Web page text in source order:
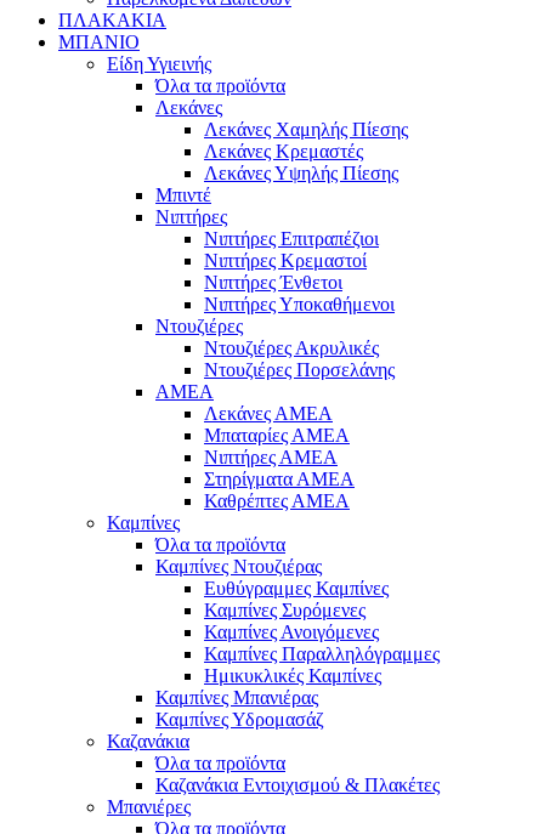
ΠΛΑΚΑΚΙΑ
ΜΠΑΝΙΟ
Είδη Υγιεινής
Όλα τα προϊόντα
Λεκάνες
Λεκάνες Χαμηλής Πίεσης
Λεκάνες Κρεμαστές
Λεκάνες Υψηλής Πίεσης
Μπιντέ
Νιπτήρες
Νιπτήρες Επιτραπέζιοι
Νιπτήρες Κρεμαστοί
Νιπτήρες Ένθετοι
Νιπτήρες Υποκαθήμενοι
Ντουζιέρες
Ντουζιέρες Ακρυλικές
Ντουζιέρες Πορσελάνης
ΑΜΕΑ
Λεκάνες ΑΜΕΑ
Μπαταρίες ΑΜΕΑ
Νιπτήρες ΑΜΕΑ
Στηρίγματα ΑΜΕΑ
Καθρέπτες ΑΜΕΑ
Καμπίνες
Όλα τα προϊόντα
Καμπίνες Ντουζιέρας
Ευθύγραμμες Καμπίνες
Καμπίνες Συρόμενες
Καμπίνες Ανοιγόμενες
Καμπίνες Παραλληλόγραμμες
Ημικυκλικές Καμπίνες
Καμπίνες Μπανιέρας
Καμπίνες Υδρομασάζ
Καζανάκια
Όλα τα προϊόντα
Καζανάκια Εντοιχισμού & Πλακέτες
Μπανιέρες
Όλα τα προϊόντα